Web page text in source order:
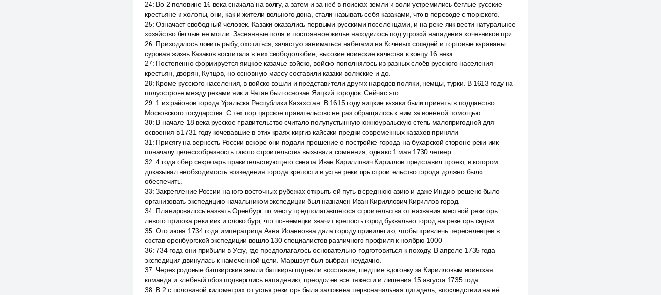
24: Во 2 половине 16 века сначала на волгу, а затем и за неё в поисках земли и воли устремились беглые русские
крестьяне и холопы, они, как и жители вольного дона, стали называть себя казаками, что в переводе с тюркского.
25:Означает свободный человек. Казаки оказались первыми русскими поселенцами, и на реке яик вести натуральное
хозяйство беглые не могли. Засеянные поля и постоянное жилье находилось под угрозой нападения кочевников при
26: Приходилось ловить рыбу, охотиться, зачастую заниматься набегами на Кочевых соседей и торговые караваны
суровая жизнь Казаков воспитала в них свободолюбие, высокие воинские качества к концу 16 века.
27: Постепенно формируется яицкое казачье войско, войско пополнялось из разных слоёв русского населения
крестьян, дворян, Купцов, но основную массу составили казаки волжские и до.
28: Кроме русского населения, в войско вошли и представители других народов поляки, немцы, турки. В 1613 году на
полуострове между реками яик и Чаган был основан Яицкий городок. Сейчас это
29: 1 из районов города Уральска Республики Казахстан. В 1615 году яицкие казаки были приняты в подданство
Московского государства. С тех пор царское правительство не раз обращалось к ним за военной помощью.
30: В начале 18 века русское правительство считало полупустынную южноуральскую степь малопригодной для
освоения в 1731 году кочевавшие в этих краях киргиз кайсаки предки современных казахов приняли
31 : Присягу на верность России вскоре они подали прошение о постройке города на бухарской стороне реки иик
поначалу целесообразность такого строительства вызывала сомнения, однако 1 мая 1730 четвер.
32:4 года обер секретарь правительствующего сената Иван Кириллович Кириллов представил проект, в котором
доказывал необходимость возведения города крепости в устье реки орь строительство города должно было
обеспечить.
33:Закрепление России на юго восточных рубежах открыть ей путь в среднюю азию и даже Индию решено было
организовать экспедицию начальником экспедиции был назначен Иван Кириллович Кириллов город.
34: Планировалось назвать Оренбург по месту предполагавшегося строительства от названия местной реки орь
левого притока реки иик и слово бург, что по-немецки значит крепость город буквально город на реке орь седьм.
35:Ого июня 1734 года императрица Анна Иоанновна дала городу привилегию, чтобы привлечь переселенцев в
состав оренбургской экспедиции вошло 130 специалистов различного профиля к ноябрю 1000
36:734 года они прибыли в Уфу, где предполагалось основательно подготовиться к походу. В апреле 1735 года
экспедиция двинулась к намеченной цели. Маршрут был выбран неудачно.
37: Через родовые башкирские земли башкиры подняли восстание, шедшие вдогонку за Кирилловым воинская
команда и хлебный обоз подверглись нападению, преодолев все тяжести и лишения 15 августа 1735 года.
38: В 2 с половиной километрах от устья реки орь была заложена первоначальная цитадель, впоследствии на её